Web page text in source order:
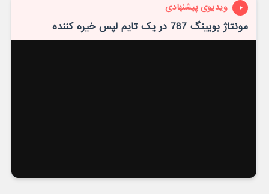
ویدیوی پیشنهادی
مونتاژ بویینگ 787 در یک تایم لپس خیره کننده